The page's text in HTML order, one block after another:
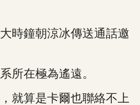
鐘朝涼冰傳送通話邀
在極為遙遠。
算是卡爾也聯絡不上